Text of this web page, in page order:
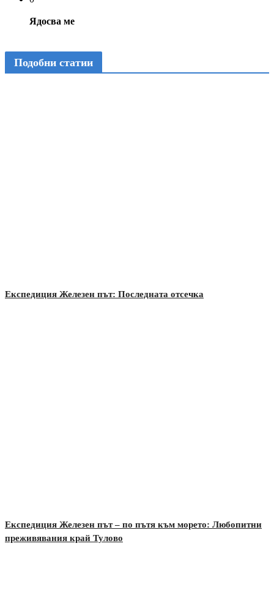
Ядосва ме
Подобни статии
Експедиция Железен път: Последната отсечка
Експедиция Железен път – по пътя към морето: Любопитни
преживявания край Тулово